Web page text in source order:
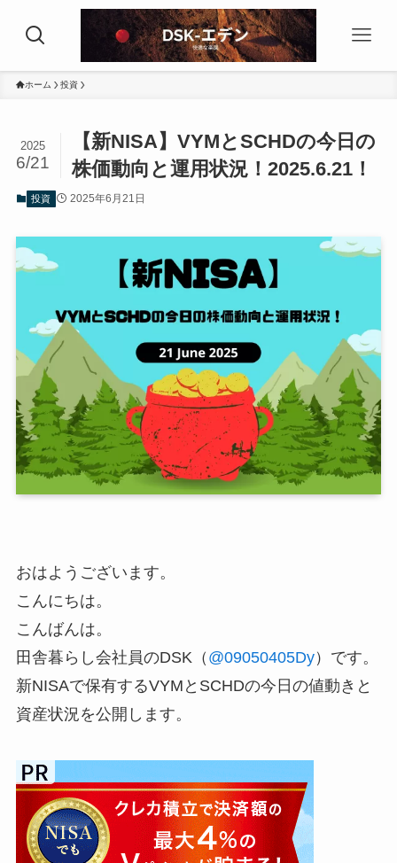
ホーム 投資
【新NISA】VYMとSCHDの今日の
株価動向と運用状況！2025.6.21！
2025
6/21
投資 2025年6月21日
おはようございます。
こんにちは。
こんばんは。
田舎暮らし会社員のDSK（ @09050405Dy）です。
新NISAで保有するVYMとSCHDの今日の値動きと
資産状況を公開します。